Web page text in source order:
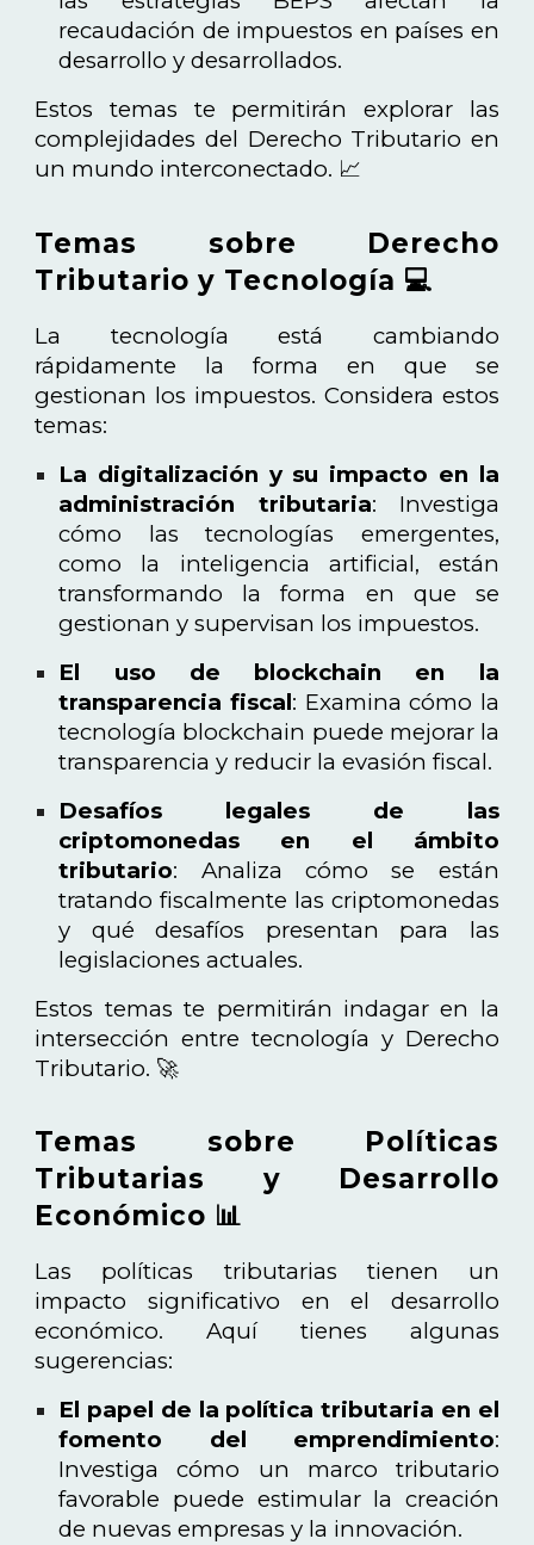
recaudación de impuestos en países en
desarrollo y desarrollados.
Estos temas te permitirán explorar las
complejidades del Derecho Tributario en
un mundo interconectado. 📈
Temas sobre Derecho
Tributario y Tecnología 💻
La tecnología está cambiando
rápidamente la forma en que se
gestionan los impuestos. Considera estos
temas:
La digitalización y su impacto en la
administración tributaria: Investiga
cómo las tecnologías emergentes,
como la inteligencia artificial, están
transformando la forma en que se
gestionan y supervisan los impuestos.
El uso de blockchain en la
transparencia fiscal: Examina cómo la
tecnología blockchain puede mejorar la
transparencia y reducir la evasión fiscal.
Desafíos legales de las
criptomonedas en el ámbito
tributario: Analiza cómo se están
tratando fiscalmente las criptomonedas
y qué desafíos presentan para las
legislaciones actuales.
Estos temas te permitirán indagar en la
intersección entre tecnología y Derecho
Tributario. 🚀
Temas sobre Políticas
Tributarias y Desarrollo
Económico 📊
Las políticas tributarias tienen un
impacto significativo en el desarrollo
económico. Aquí tienes algunas
sugerencias:
El papel de la política tributaria en el
fomento del emprendimiento:
Investiga cómo un marco tributario
favorable puede estimular la creación
de nuevas empresas y la innovación.